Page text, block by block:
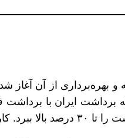
و بهره‌برداری از آن
کرده بود.